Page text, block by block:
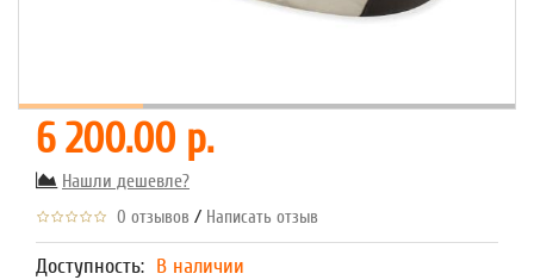
6 200.00 р.
Нашли дешевле?
0 отзывов / Написать отзыв
Доступность: В наличии